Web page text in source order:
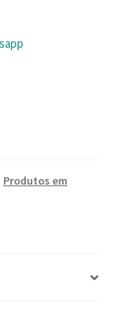
Produtos em